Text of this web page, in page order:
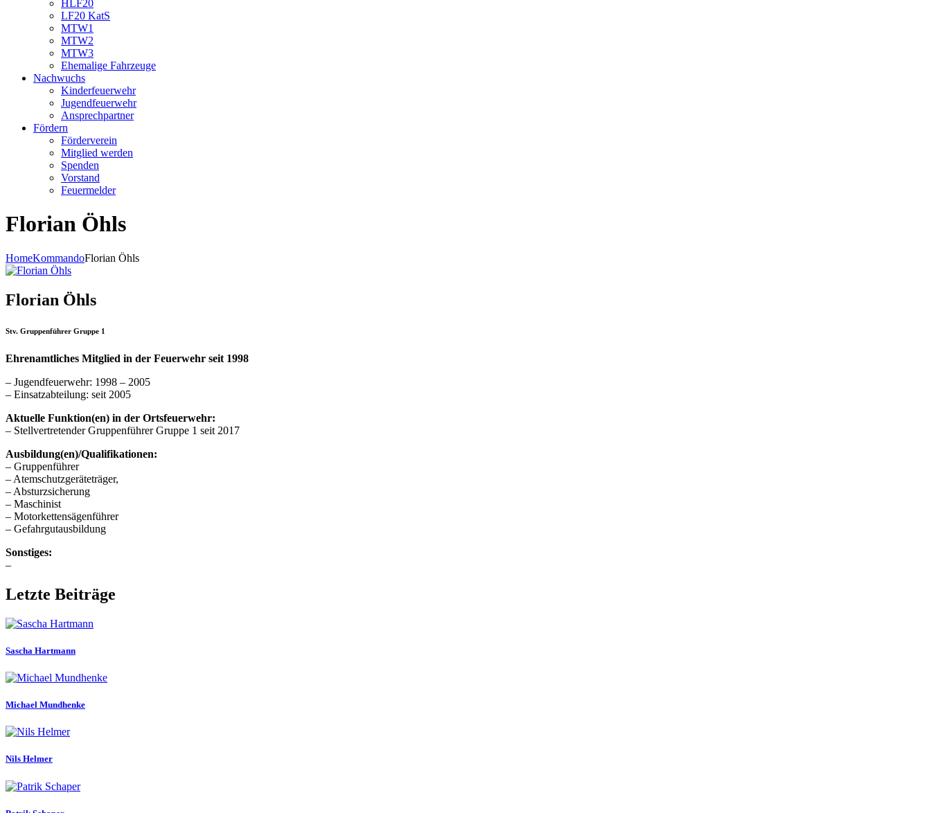
HLF20
LF20 KatS
MTW1
MTW2
MTW3
Ehemalige Fahrzeuge
Nachwuchs
Kinderfeuerwehr
Jugendfeuerwehr
Ansprechpartner
Fördern
Förderverein
Mitglied werden
Spenden
Vorstand
Feuermelder
Florian Öhls
HomeKommandoFlorian Öhls
Florian Öhls
Stv. Gruppenführer Gruppe 1
Ehrenamtliches Mitglied in der Feuerwehr seit 1998
– Jugendfeuerwehr: 1998 – 2005
– Einsatzabteilung: seit 2005
Aktuelle Funktion(en) in der Ortsfeuerwehr:
– Stellvertretender Gruppenführer Gruppe 1 seit 2017
Ausbildung(en)/Qualifikationen:
– Gruppenführer
– Atemschutzgeräteträger,
– Absturzsicherung
– Maschinist
– Motorkettensägenführer
– Gefahrgutausbildung
Sonstiges:
–
Letzte Beiträge
Sascha Hartmann
Michael Mundhenke
Nils Helmer